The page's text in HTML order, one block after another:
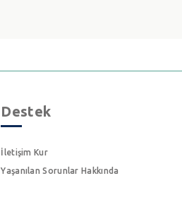
Destek
İletişim Kur
Yaşanılan Sorunlar Hakkında